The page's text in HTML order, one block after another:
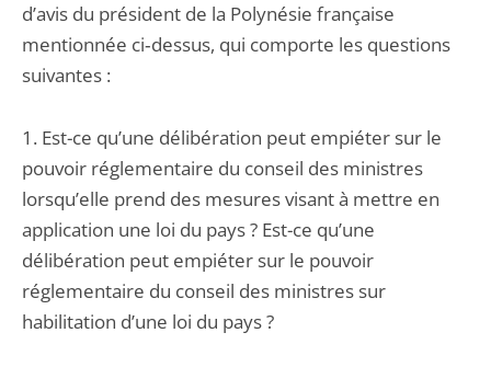
d’avis du président de la Polynésie française
mentionnée ci‑dessus, qui comporte les questions
suivantes :
1. Est-ce qu’une délibération peut empiéter sur le
pouvoir réglementaire du conseil des ministres
lorsqu’elle prend des mesures visant à mettre en
application une loi du pays ? Est-ce qu’une
délibération peut empiéter sur le pouvoir
réglementaire du conseil des ministres sur
habilitation d’une loi du pays ?